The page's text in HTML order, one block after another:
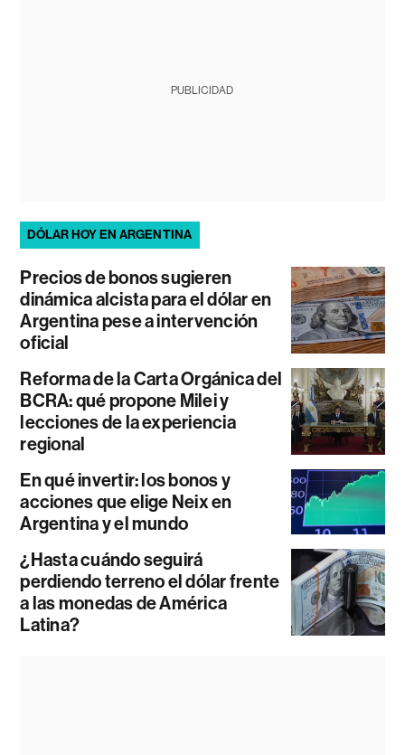
PUBLICIDAD
DÓLAR HOY EN ARGENTINA
Precios de bonos sugieren
dinámica alcista para el dólar en
Argentina pese a intervención
oficial
Reforma de la Carta Orgánica del
BCRA: qué propone Milei y
lecciones de la experiencia
regional
En qué invertir: los bonos y
acciones que elige Neix en
Argentina y el mundo
¿Hasta cuándo seguirá
perdiendo terreno el dólar frente
a las monedas de América
Latina?